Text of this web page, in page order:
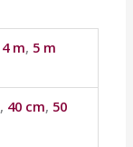
4 m, 5 m
, 40 cm, 50